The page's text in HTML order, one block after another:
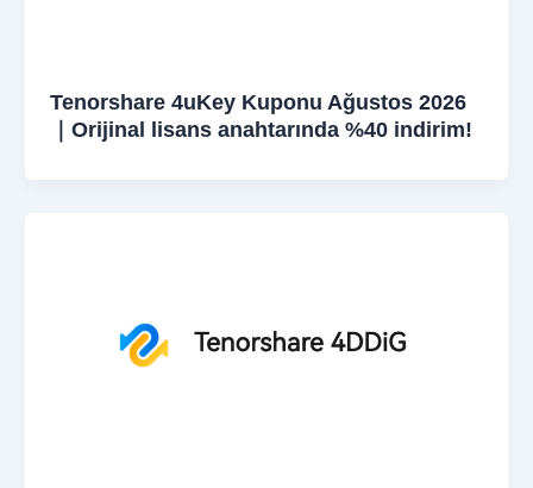
Tenorshare 4uKey Kuponu Ağustos 2026
｜Orijinal lisans anahtarında %40 indirim!